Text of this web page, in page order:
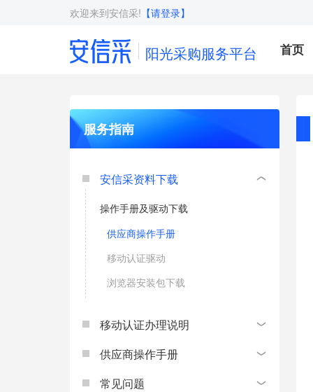
欢迎来到安信采! 【请登录】
阳光采购服务平台 首页
服务指南
安信采资料下载
操作手册及驱动下载
供应商操作手册
移动认证驱动
浏览器安装包下载
移动认证办理说明
供应商操作手册
常见问题